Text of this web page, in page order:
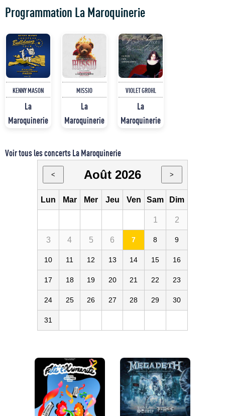
Programmation La Maroquinerie
KENNY MASON
La
Maroquinerie
MISSIO
La
Maroquinerie
VIOLET GROHL
La
Maroquinerie
Voir tous les concerts La Maroquinerie
< Août 2026 >
Lun Mar Mer Jeu Ven Sam Dim
1 2
3 4 5 6 7 8 9
10 11 12 13 14 15 16
17 18 19 20 21 22 23
24 25 26 27 28 29 30
31